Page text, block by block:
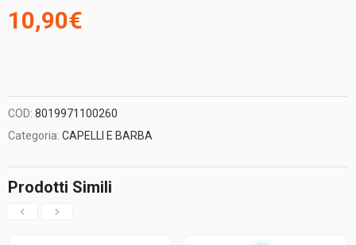
10,90€
COD: 8019971100260
Categoria: CAPELLI E BARBA
Prodotti Simili